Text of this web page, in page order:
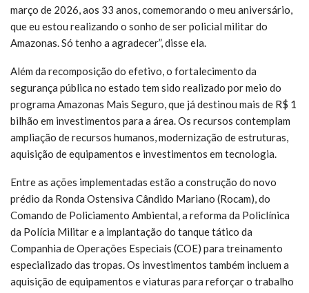
março de 2026, aos 33 anos, comemorando o meu aniversário,
que eu estou realizando o sonho de ser policial militar do
Amazonas. Só tenho a agradecer”, disse ela.
Além da recomposição do efetivo, o fortalecimento da
segurança pública no estado tem sido realizado por meio do
programa Amazonas Mais Seguro, que já destinou mais de R$ 1
bilhão em investimentos para a área. Os recursos contemplam
ampliação de recursos humanos, modernização de estruturas,
aquisição de equipamentos e investimentos em tecnologia.
Entre as ações implementadas estão a construção do novo
prédio da Ronda Ostensiva Cândido Mariano (Rocam), do
Comando de Policiamento Ambiental, a reforma da Policlínica
da Polícia Militar e a implantação do tanque tático da
Companhia de Operações Especiais (COE) para treinamento
especializado das tropas. Os investimentos também incluem a
aquisição de equipamentos e viaturas para reforçar o trabalho